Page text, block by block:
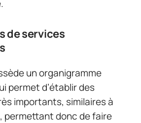
de services
un organigramme
permet d’établir des
importants, similaires à
permettant donc de faire